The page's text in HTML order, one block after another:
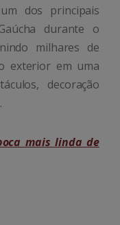
dos principais
durante o
milhares de
exterior em uma
decoração
mais linda de